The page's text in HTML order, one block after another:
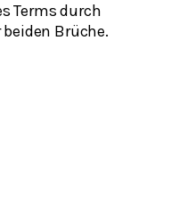
Terms durch
Brüche.